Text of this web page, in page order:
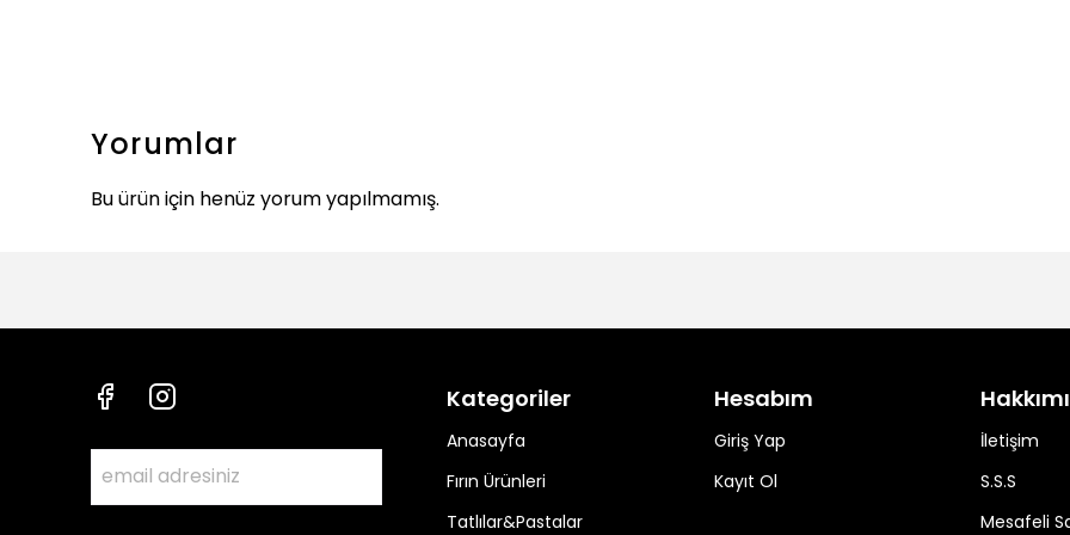
Yorumlar
Bu ürün için henüz yorum yapılmamış.
Kategoriler
Anasayfa
Fırın Ürünleri
Tatlılar&Pastalar
Hesabım
Giriş Yap
Kayıt Ol
İletişim
S.S.S
Mesafeli